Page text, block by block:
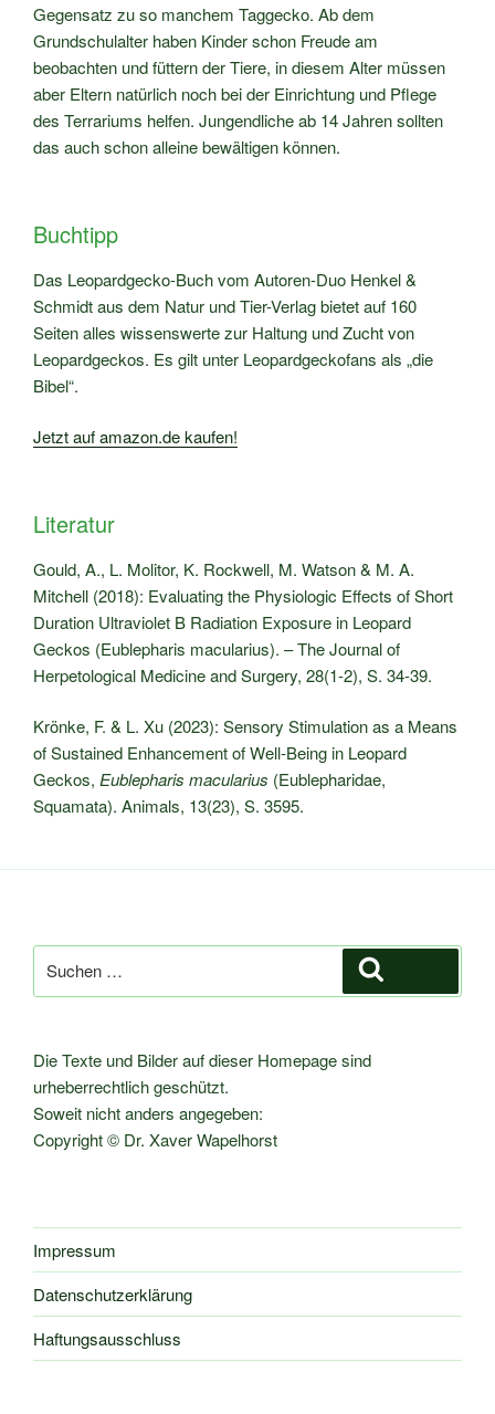
Gegensatz zu so manchem Taggecko. Ab dem
Grundschulalter haben Kinder schon Freude am
beobachten und füttern der Tiere, in diesem Alter müssen
aber Eltern natürlich noch bei der Einrichtung und Pflege
des Terrariums helfen. Jungendliche ab 14 Jahren sollten
das auch schon alleine bewältigen können.
Buchtipp
Das Leopardgecko-Buch vom Autoren-Duo Henkel &
Schmidt aus dem Natur und Tier-Verlag bietet auf 160
Seiten alles wissenswerte zur Haltung und Zucht von
Leopardgeckos. Es gilt unter Leopardgeckofans als „die
Bibel“.
Jetzt auf amazon.de kaufen!
Literatur
Gould, A., L. Molitor, K. Rockwell, M. Watson & M. A.
Mitchell (2018): Evaluating the Physiologic Effects of Short
Duration Ultraviolet B Radiation Exposure in Leopard
Geckos (Eublepharis macularius). – The Journal of
Herpetological Medicine and Surgery, 28(1-2), S. 34-39.
Krönke, F. & L. Xu (2023): Sensory Stimulation as a Means
of Sustained Enhancement of Well-Being in Leopard
Geckos, Eublepharis macularius (Eublepharidae,
Squamata). Animals, 13(23), S. 3595.
nach:
Die Texte und Bilder auf dieser Homepage sind
urheberrechtlich geschützt.
Soweit nicht anders angegeben:
Copyright © Dr. Xaver Wapelhorst
Impressum
Datenschutzerklärung
Haftungsausschluss